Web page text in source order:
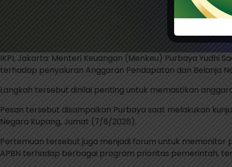
IKPI, Jakarta: Menteri Keuangan (Menkeu) Purbaya Yudhi
terhadap penyaluran Anggaran Pendapatan dan Belanja
Langkah tersebut dinilai penting untuk memastikan
Pesan tersebut disampaikan Purbaya saat melakukan
Negara Kupang, Jumat (7/8/2026).
Pertemuan tersebut juga menjadi forum untuk memonitor
APBN terhadap berbagai program prioritas pemerintah,